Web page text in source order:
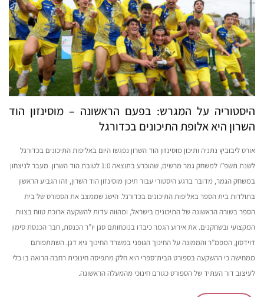
היסטוריה על המגרש: בפעם הראשונה – מוסינזון הוד
השרון היא אלופת התיכונים בכדורגל
אורט ליבוביץ נתניה ותיכון מוסינזון הוד השרון נפגשו היום באליפות התיכונים בכדורגל
לשנת תשפ”ו למשחק גמר מרשים, שהוכרע בתוצאה 1:0 לטובת הוד השרון. מעבר לניצחון
במשחק הגמר, מדובר ברגע היסטורי עבור תיכון מוסינזון הוד השרון, זהו הגביע הראשון
בתולדות בית הספר באליפות התיכונים בכדורגל. הישג שממצב את הספורט של בית
הספר בשורה הראשונה של התיכונים בישראל, ומהווה עדות להשקעה ארוכת טווח בצוות
המקצועי ובשחקנים. את אירוע הגמר כיבדו בנוכחותם סגן יו”ר הכנסת, חבר הכנסת סימון
דוידסון, המפמ”ר והממונה על החינוך הגופני במשרד החינוך גיא דגן. השתתפותם
ממחישה כי ההשקעה בספורט הבית־ספרי היא חלק מתפיסה חינוכית רחבה הרואה בו כלי
לעיצוב דור העתיד של הספורט כגורם חינוכי מהמעלה הראשונה.